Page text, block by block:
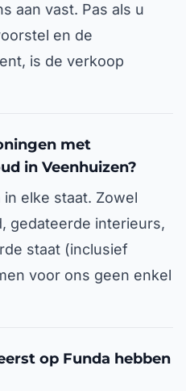
aan vast. Pas als u
en de
is de verkoop
met
in Veenhuizen?
elke staat. Zowel
gedateerde interieurs,
staat (inclusief
voor ons geen enkel
op Funda hebben